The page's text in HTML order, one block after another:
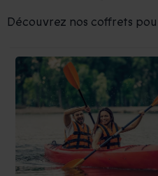
Découvrez nos coffrets